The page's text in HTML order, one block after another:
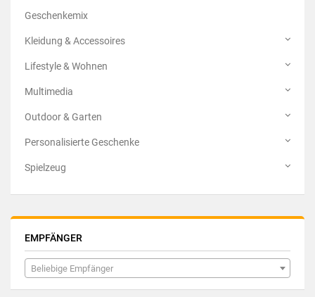
Geschenkemix
Kleidung & Accessoires
Lifestyle & Wohnen
Multimedia
Outdoor & Garten
Personalisierte Geschenke
Spielzeug
EMPFÄNGER
Beliebige Empfänger